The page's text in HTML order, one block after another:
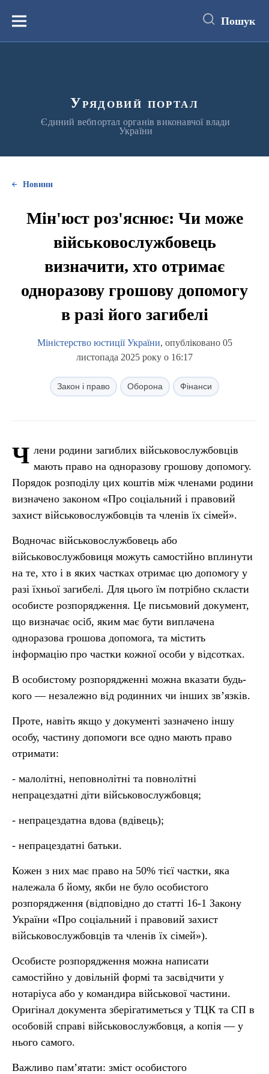
вмістуМеню Пошук
Урядовий портал
Єдиний вебпортал органів виконавчої влади
України
Новини
Мін'юст роз'яснює: Чи може
військовослужбовець
визначити, хто отримає
одноразову грошову допомогу
в разі його загибелі
Міністерство юстиції України, опубліковано 05
листопада 2025 року о 16:17
Закон і право Оборона Фінанси
Ч лени родини загиблих військовослужбовців
мають право на одноразову грошову допомогу.
Порядок розподілу цих коштів між членами родини
визначено законом «Про соціальний і правовий
захист військовослужбовців та членів їх сімей».
Водночас військовослужбовець або
військовослужбовиця можуть самостійно вплинути
на те, хто і в яких частках отримає цю допомогу у
разі їхньої загибелі. Для цього їм потрібно скласти
особисте розпорядження. Це письмовий документ,
що визначає осіб, яким має бути виплачена
одноразова грошова допомога, та містить
інформацію про частки кожної особи у відсотках.
В особистому розпорядженні можна вказати будь-
кого — незалежно від родинних чи інших зв’язків.
Проте, навіть якщо у документі зазначено іншу
особу, частину допомоги все одно мають право
отримати:
- малолітні, неповнолітні та повнолітні
непрацездатні діти військовослужбовця;
- непрацездатна вдова (вдівець);
- непрацездатні батьки.
Кожен з них має право на 50% тієї частки, яка
належала б йому, якби не було особистого
розпорядження (відповідно до статті 16-1 Закону
України «Про соціальний і правовий захист
військовослужбовців та членів їх сімей»).
Особисте розпорядження можна написати
самостійно у довільній формі та засвідчити у
нотаріуса або у командира військової частини.
Оригінал документа зберігатиметься у ТЦК та СП в
особовій справі військовослужбовця, а копія — у
нього самого.
Важливо пам’ятати: зміст особистого